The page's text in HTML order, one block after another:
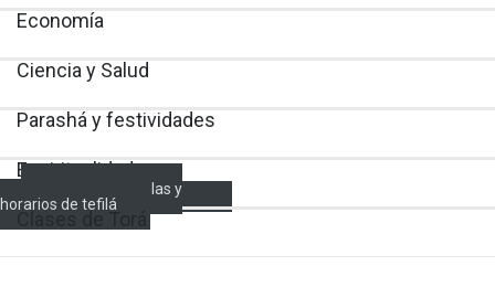
Economía
Ciencia y Salud
Parashá y festividades
Espiritualidad
Encendido de velas y
horarios de tefilá